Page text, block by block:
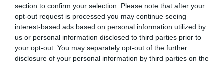
section to confirm your selection. Please note that after your
opt-out request is processed you may continue seeing
interest-based ads based on personal information utilized by
us or personal information disclosed to third parties prior to
your opt-out. You may separately opt-out of the further
disclosure of your personal information by third parties on the